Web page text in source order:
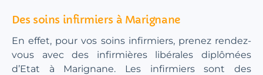
Des soins infirmiers à Marignane
En effet, pour vos soins infirmiers, prenez rendez-
vous avec des infirmières libérales diplômées
d’Etat à Marignane. Les infirmiers sont des